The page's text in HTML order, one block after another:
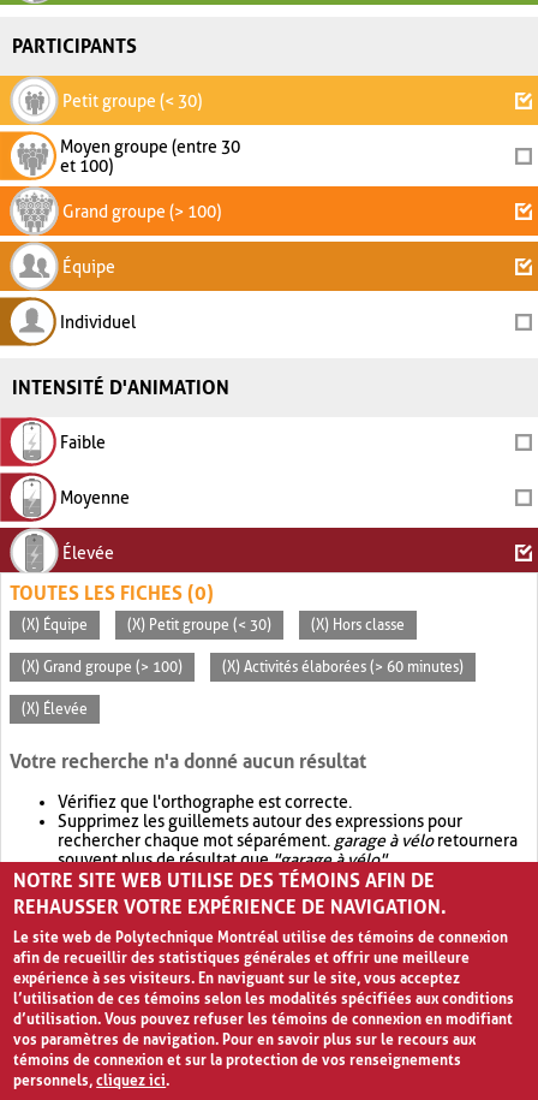
PARTICIPANTS
Petit groupe (< 30)
Moyen groupe (entre 30
et 100)
Grand groupe (> 100)
Équipe
Individuel
INTENSITÉ D'ANIMATION
Faible
Moyenne
Élevée
TOUTES LES FICHES (0)
(X) Équipe (X) Petit groupe (< 30) (X) Hors classe
(X) Grand groupe (> 100) (X) Activités élaborées (> 60 minutes)
(X) Élevée
Votre recherche n'a donné aucun résultat
Vérifiez que l'orthographe est correcte.
Supprimez les guillemets autour des expressions pour
rechercher chaque mot séparément. garage à véloretournera
souvent plus de résultat que"garage à vélo".
Envisagez d'élargir votre recherche avec OR.garage OR vélo
retournera souvent plus de résultat quegarage à vélo
NOTRE SITE WEB UTILISE DES TÉMOINS AFIN DE
REHAUSSER VOTRE EXPÉRIENCE DE NAVIGATION.
Le site web de Polytechnique Montréal utilise des témoins de connexion
afin de recueillir des statistiques générales et offrir une meilleure
expérience à ses visiteurs. En naviguant sur le site, vous acceptez
l’utilisation de ces témoins selon les modalités spécifiées aux conditions
d’utilisation. Vous pouvez refuser les témoins de connexion en modifiant
vos paramètres de navigation. Pour en savoir plus sur le recours aux
témoins de connexion et sur la protection de vos renseignements
personnels,cliquez ici.